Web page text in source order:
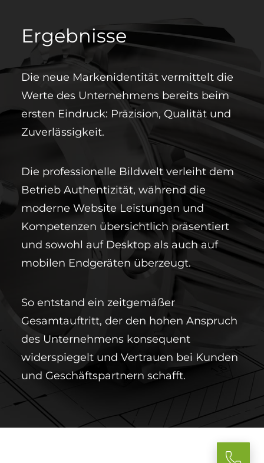
Ergebnisse
Die neue Markenidentität vermittelt die
Werte des Unternehmens bereits beim
ersten Eindruck: Präzision, Qualität und
Zuverlässigkeit.
Die professionelle Bildwelt verleiht dem
Betrieb Authentizität, während die
moderne Website Leistungen und
Kompetenzen übersichtlich präsentiert
und sowohl auf Desktop als auch auf
mobilen Endgeräten überzeugt.
So entstand ein zeitgemäßer
Gesamtauftritt, der den hohen Anspruch
des Unternehmens konsequent
widerspiegelt und Vertrauen bei Kunden
und Geschäftspartnern schafft.